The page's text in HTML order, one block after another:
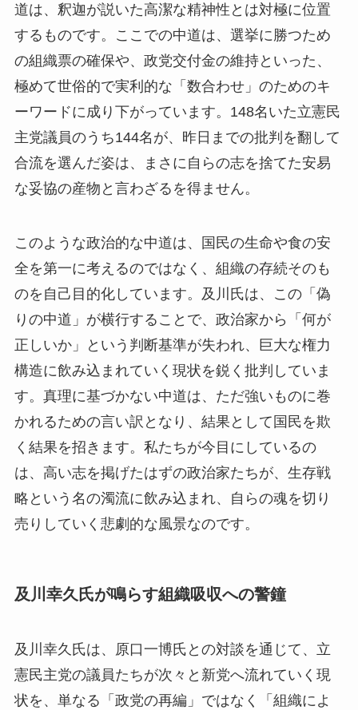
道は、釈迦が説いた高潔な精神性とは対極に位置
するものです。ここでの中道は、選挙に勝つため
の組織票の確保や、政党交付金の維持といった、
極めて世俗的で実利的な「数合わせ」のためのキ
ーワードに成り下がっています。148名いた立憲民
主党議員のうち144名が、昨日までの批判を翻して
合流を選んだ姿は、まさに自らの志を捨てた安易
な妥協の産物と言わざるを得ません。
このような政治的な中道は、国民の生命や食の安
全を第一に考えるのではなく、組織の存続そのも
のを自己目的化しています。及川氏は、この「偽
りの中道」が横行することで、政治家から「何が
正しいか」という判断基準が失われ、巨大な権力
構造に飲み込まれていく現状を鋭く批判していま
す。真理に基づかない中道は、ただ強いものに巻
かれるための言い訳となり、結果として国民を欺
く結果を招きます。私たちが今目にしているの
は、高い志を掲げたはずの政治家たちが、生存戦
略という名の濁流に飲み込まれ、自らの魂を切り
売りしていく悲劇的な風景なのです。
及川幸久氏が鳴らす組織吸収への警鐘
及川幸久氏は、原口一博氏との対談を通じて、立
憲民主党の議員たちが次々と新党へ流れていく現
状を、単なる「政党の再編」ではなく「組織によ